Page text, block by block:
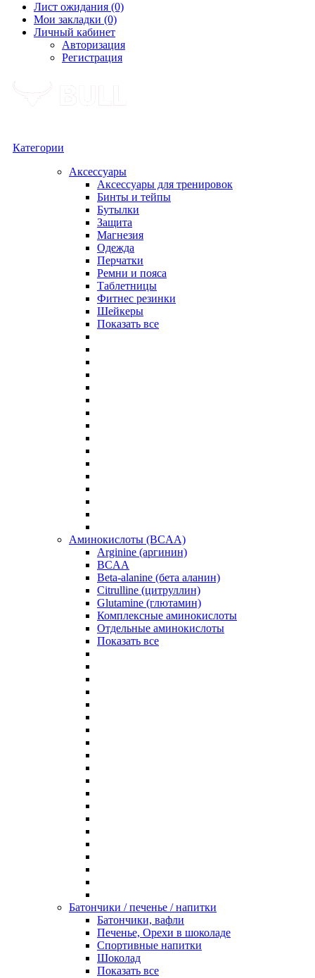
Лист ожидания (0)
Мои закладки (0)
Личный кабинет
Авторизация
Регистрация
Категории
Аксессуары
Аксессуары для тренировок
Бинты и тейпы
Бутылки
Защита
Магнезия
Одежда
Перчатки
Ремни и пояса
Таблетницы
Фитнес резинки
Шейкеры
Показать все
Аминокислоты (BCAA)
Arginine (аргинин)
BCAA
Beta-alanine (бета аланин)
Citrulline (цитруллин)
Glutamine (глютамин)
Комплексные аминокислоты
Отдельные аминокислоты
Показать все
Батончики / печенье / напитки
Батончики, вафли
Печенье, Орехи в шоколаде
Спортивные напитки
Шоколад
Показать все